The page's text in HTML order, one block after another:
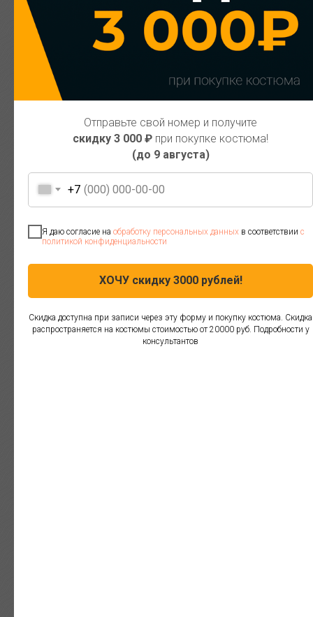
Отправьте свой номер и получите
скидку 3 000 ₽ при покупке костюма!
(до 9 августа)
+7
Я даю согласие на обработку персональных данных в соответствии с
политикой конфиденциальности
ХОЧУ скидку 3000 рублей!
Скидка доступна при записи через эту форму и покупку костюма. Скидка
распространяется на костюмы стоимостью от 20000 руб. Подробности у
консультантов